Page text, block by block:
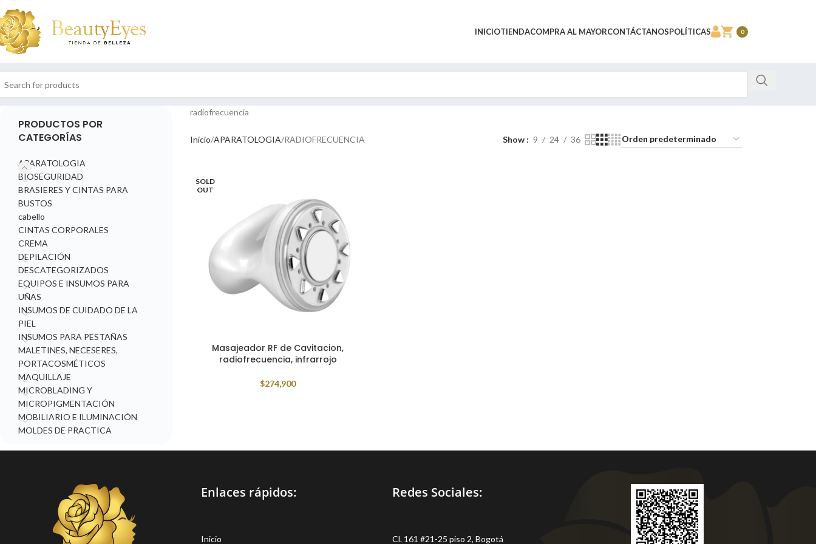
INICIOTIENDACOMPRA AL MAYORCONTÁCTANOSPOLÍTICAS 0
PRODUCTOS POR
CATEGORÍAS
APARATOLOGIA
BIOSEGURIDAD
BRASIERES Y CINTAS PARA
BUSTOS
cabello
CINTAS CORPORALES
CREMA
DEPILACIÓN
DESCATEGORIZADOS
EQUIPOS E INSUMOS PARA
UÑAS
INSUMOS DE CUIDADO DE LA
PIEL
INSUMOS PARA PESTAÑAS
MALETINES, NECESERES,
PORTACOSMÉTICOS
MAQUILLAJE
MICROBLADING Y
MICROPIGMENTACIÓN
MOBILIARIO E ILUMINACIÓN
MOLDES DE PRACTICA
radiofrecuencia
Inicio APARATOLOGIA RADIOFRECUENCIA Show 9 24 36
SOLD
OUT
Masajeador RF de Cavitacion,
radiofrecuencia, infrarrojo
$274,900
Enlaces rápidos:
Inicio
Redes Sociales:
Cl. 161 #21-25 piso 2, Bogotá